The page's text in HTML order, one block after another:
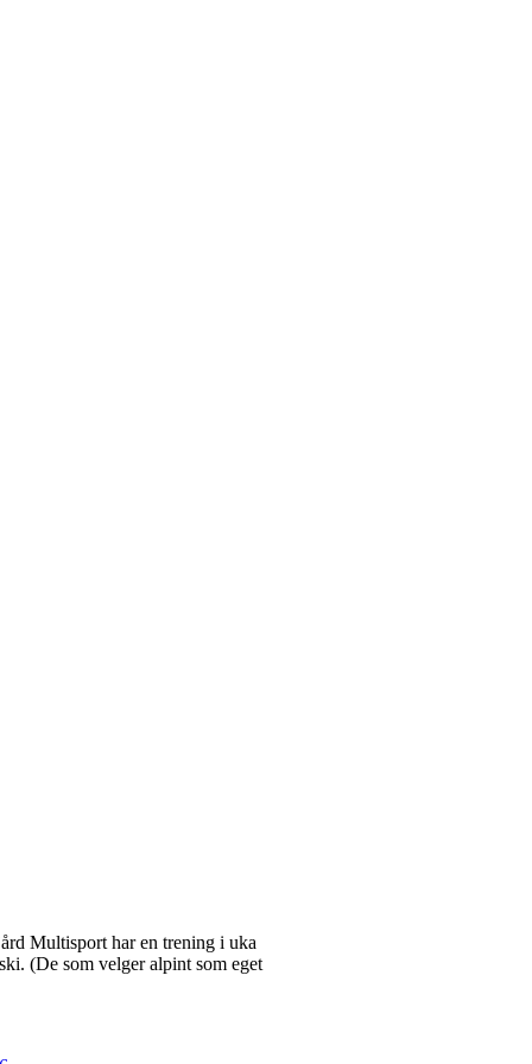
Multisport har en trening i uka
(De som velger alpint som eget